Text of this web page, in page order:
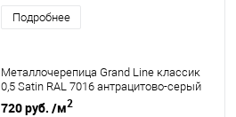
Подробнее
Металлочерепица Grand Line классик
0,5 Satin RAL 7016 антрацитово-серый
720 руб. /м2